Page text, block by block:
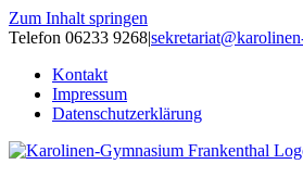
Zum Inhalt springen
Telefon 06233 9268|
Kontakt
Impressum
Datenschutzerklärung